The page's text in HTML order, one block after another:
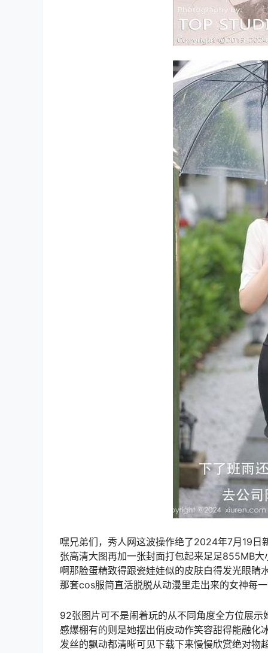
嘿兄弟们，秀人网这波操作绝了2024年7月19
张高清大图再加一张封面打包起来足足855MB
啊那脸蛋精致得跟瓷娃娃似的皮肤白得发光眼睛
那套cos服简直活脱脱从动漫里走出来的女神每
92张图片可不是闹着玩的从不同角度全方位展
感爆棚有的则是她摆出俏皮动作笑容甜得能融
发丝的飘动都清晰可见下载下来慢慢欣赏绝对物